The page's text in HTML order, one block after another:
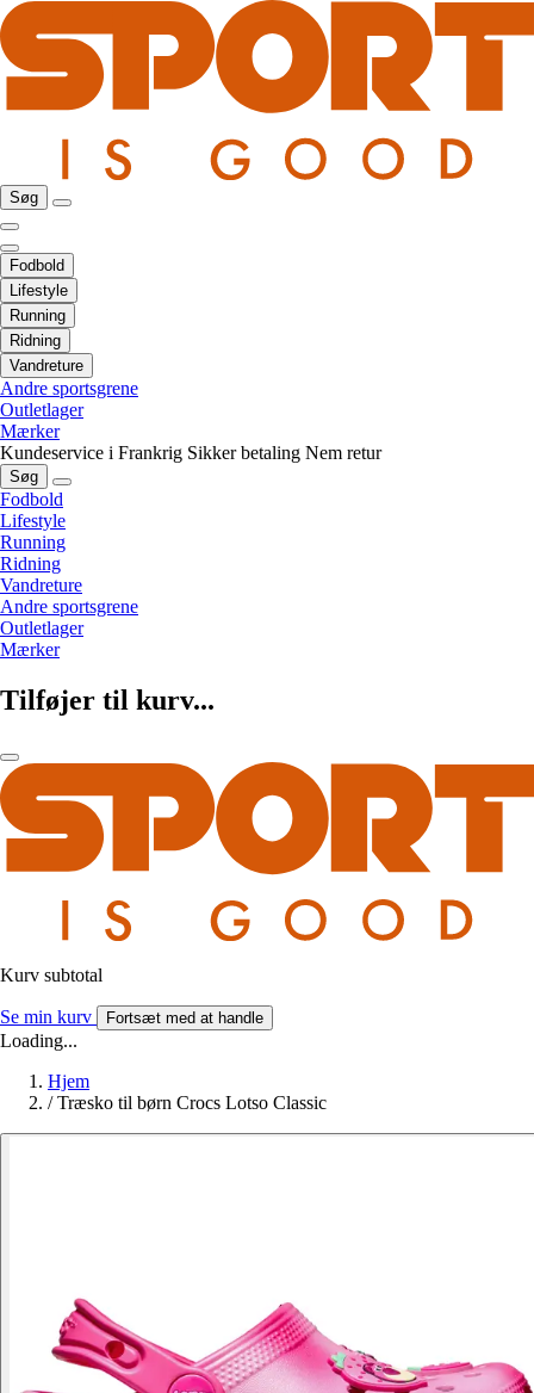
Søg
Fodbold
Lifestyle
Running
Ridning
Vandreture
Andre sportsgrene
Outletlager
Mærker
Kundeservice i Frankrig Sikker betaling Nem retur
Søg
Fodbold
Lifestyle
Running
Ridning
Vandreture
Andre sportsgrene
Outletlager
Mærker
Tilføjer til kurv...
Kurv subtotal
Se min kurv Fortsæt med at handle
Loading...
Hjem
/ Træsko til børn Crocs Lotso Classic